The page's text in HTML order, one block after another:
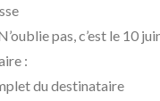
pas, c’est le 10
:
du destinataire